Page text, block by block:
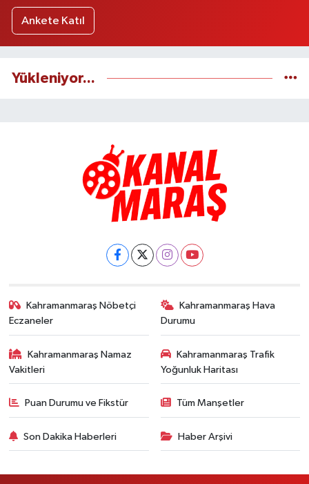
Ankete Katıl
Yükleniyor...
Kahramanmaraş Nöbetçi
Eczaneler
Kahramanmaraş Hava
Durumu
Kahramanmaraş Namaz
Vakitleri
Kahramanmaraş Trafik
Yoğunluk Haritası
Puan Durumu ve Fikstür Tüm Manşetler
Son Dakika Haberleri Haber Arşivi